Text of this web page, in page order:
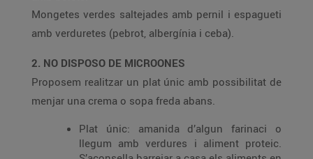
Mongetes verdes saltejades amb pernil i espagueti
amb verduretes (pebrot, albergínia i ceba).
2. NO DISPOSO DE MICROONES
Proposem realitzar un plat únic amb possibilitat de
menjar una crema o sopa freda abans.
Plat únic: amanida d’algun farinaci o
llegum amb verdures i aliment proteic.